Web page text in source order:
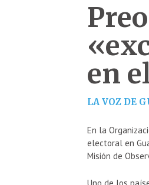
en
LA VOZ DE
En la
electoral en
Misión de